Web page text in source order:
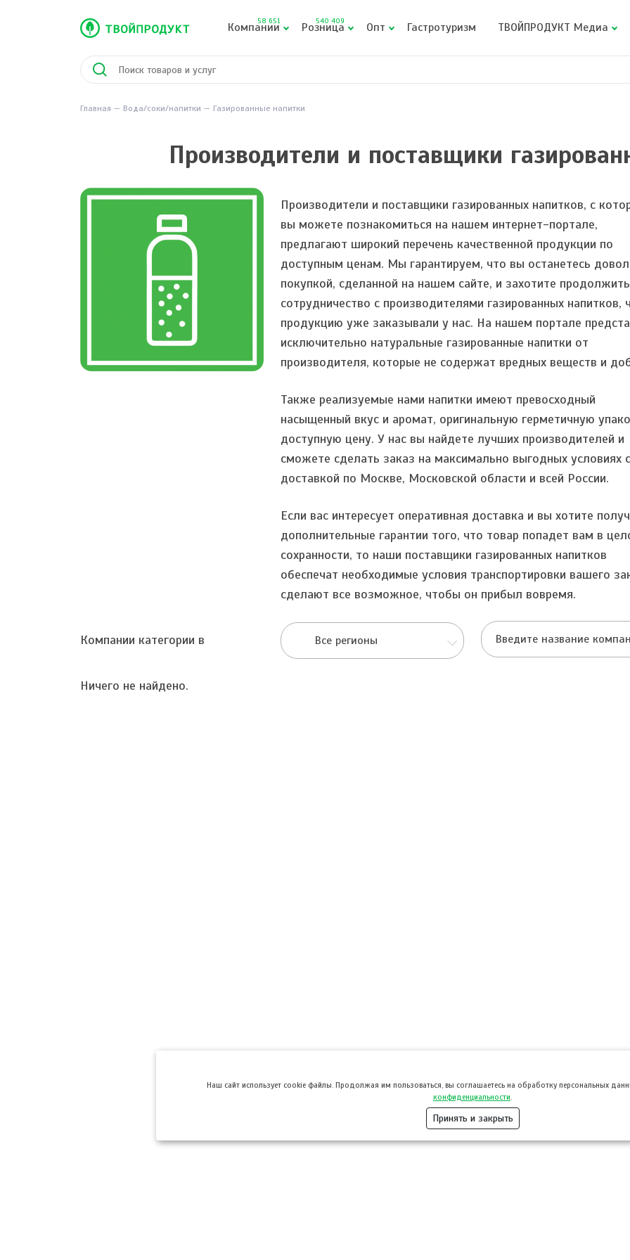
Компании
58 651 Розница
540 409 Опт Гастротуризм ТВОЙПРОДУКТ Медиа
Главная Вода/соки/напитки Газированные напитки
Производители и поставщики
Производители и поставщики газированных напитков, с
вы можете познакомиться на нашем интернет-портале,
предлагают широкий перечень качественной продукции по
доступным ценам. Мы гарантируем, что вы останетесь
покупкой, сделанной на нашем сайте, и захотите продолжить
сотрудничество с производителями газированных напитков,
продукцию уже заказывали у нас. На нашем портале
исключительно натуральные газированные напитки от
производителя, которые не содержат вредных веществ и
Также реализуемые нами напитки имеют превосходный
насыщенный вкус и аромат, оригинальную герметичную
доступную цену. У нас вы найдете лучших производителей и
сможете сделать заказ на максимально выгодных условиях с
доставкой по Москве, Московской области и всей России.
Если вас интересует оперативная доставка и вы хотите
дополнительные гарантии того, что товар попадет вам в
сохранности, то наши поставщики газированных напитков
обеспечат необходимые условия транспортировки вашего
сделают все возможное, чтобы он прибыл вовремя.
Компании категории в Все регионы
Ничего не найдено.
Hаш сайт использует cookie файлы. Продолжая им пользоваться, вы соглашаетесь на обработку персональных
конфиденциальности
Принять и закрыть